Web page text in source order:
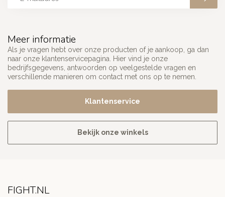
Meer informatie
Als je vragen hebt over onze producten of je aankoop, ga dan
naar onze klantenservicepagina. Hier vind je onze
bedrijfsgegevens, antwoorden op veelgestelde vragen en
verschillende manieren om contact met ons op te nemen.
Klantenservice
Bekijk onze winkels
FIGHT.NL